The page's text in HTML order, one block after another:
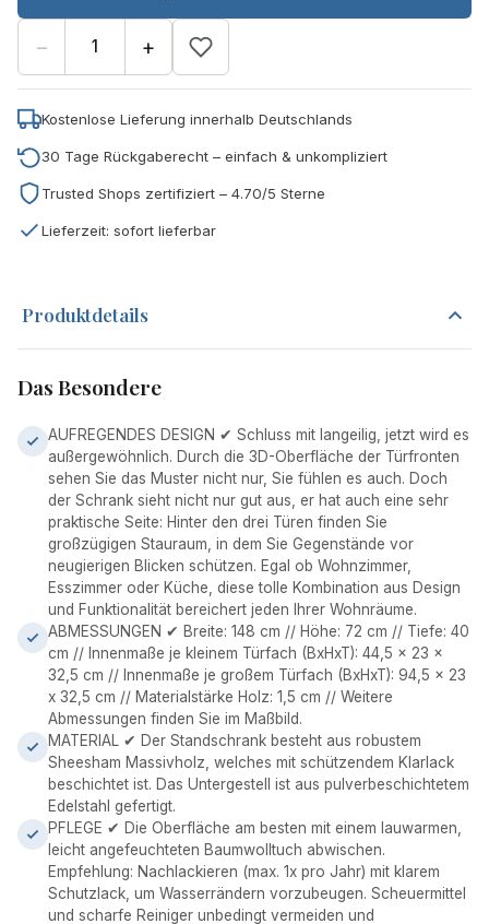
− +
Kostenlose Lieferung innerhalb Deutschlands
30 Tage Rückgaberecht – einfach & unkompliziert
Trusted Shops zertifiziert – 4.70/5 Sterne
Lieferzeit: sofort lieferbar
Produktdetails
Das Besondere
AUFREGENDES DESIGN ✔ Schluss mit langeilig, jetzt wird es
außergewöhnlich. Durch die 3D-Oberfläche der Türfronten
sehen Sie das Muster nicht nur, Sie fühlen es auch. Doch
der Schrank sieht nicht nur gut aus, er hat auch eine sehr
praktische Seite: Hinter den drei Türen finden Sie
großzügigen Stauraum, in dem Sie Gegenstände vor
neugierigen Blicken schützen. Egal ob Wohnzimmer,
Esszimmer oder Küche, diese tolle Kombination aus Design
und Funktionalität bereichert jeden Ihrer Wohnräume.
ABMESSUNGEN ✔ Breite: 148 cm // Höhe: 72 cm // Tiefe: 40
cm // Innenmaße je kleinem Türfach (BxHxT): 44,5 x 23 x
32,5 cm // Innenmaße je großem Türfach (BxHxT): 94,5 x 23
x 32,5 cm // Materialstärke Holz: 1,5 cm // Weitere
Abmessungen finden Sie im Maßbild.
MATERIAL ✔ Der Standschrank besteht aus robustem
Sheesham Massivholz, welches mit schützendem Klarlack
beschichtet ist. Das Untergestell ist aus pulverbeschichtetem
Edelstahl gefertigt.
PFLEGE ✔ Die Oberfläche am besten mit einem lauwarmen,
leicht angefeuchteten Baumwolltuch abwischen.
Empfehlung: Nachlackieren (max. 1x pro Jahr) mit klarem
Schutzlack, um Wasserrändern vorzubeugen. Scheuermittel
und scharfe Reiniger unbedingt vermeiden und